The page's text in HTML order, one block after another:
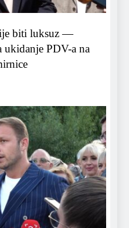
biti luksuz —
ukidanje PDV-a na